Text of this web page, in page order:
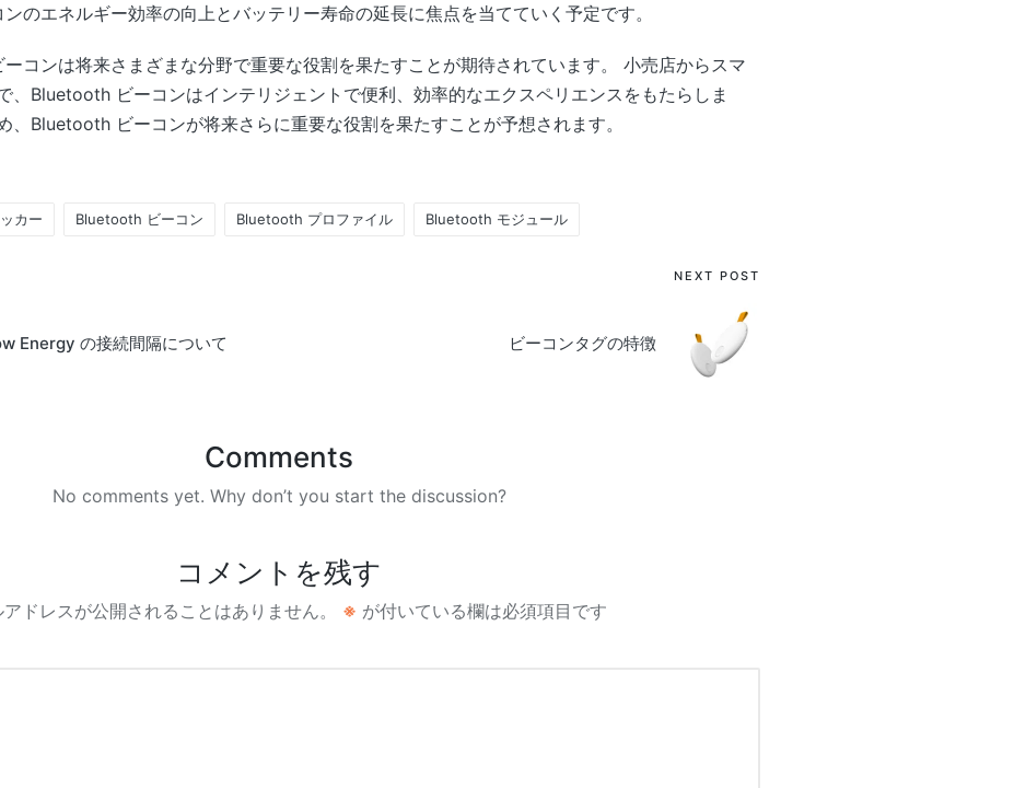
のエネルギー効率の向上とバッテリー寿命の延長に焦点を当てていく予定です。
コンは将来さまざまな分野で重要な役割を果たすことが期待されています。 小売店からスマ
、Bluetooth ビーコンはインテリジェントで便利、効率的なエクスペリエンスをもたらしま
、Bluetooth ビーコンが将来さらに重要な役割を果たすことが予想されます。
カー Bluetooth ビーコン Bluetooth プロファイル Bluetooth モジュール
Energy の接続間隔について
NEXT POST
ビーコンタグの特徴
Comments
No comments yet. Why don’t you start the discussion?
コメントを残す
アドレスが公開されることはありません。 ※ が付いている欄は必須項目です